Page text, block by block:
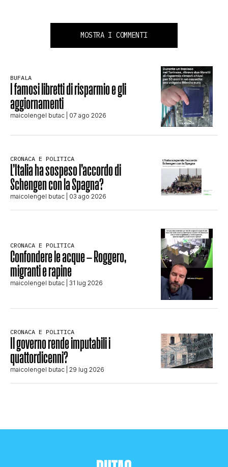
MOSTRA I COMMENTI
BUFALA
I famosi libretti di risparmio e gli
aggiornamenti
maicolengel butac | 07 ago 2026
CRONACA E POLITICA
L’Italia ha sospeso l’accordo di
Schengen con la Spagna?
maicolengel butac | 03 ago 2026
CRONACA E POLITICA
Confondere le acque – Roggero,
migranti e rapine
maicolengel butac | 31 lug 2026
CRONACA E POLITICA
Il governo rende imputabili i
quattordicenni?
maicolengel butac | 29 lug 2026